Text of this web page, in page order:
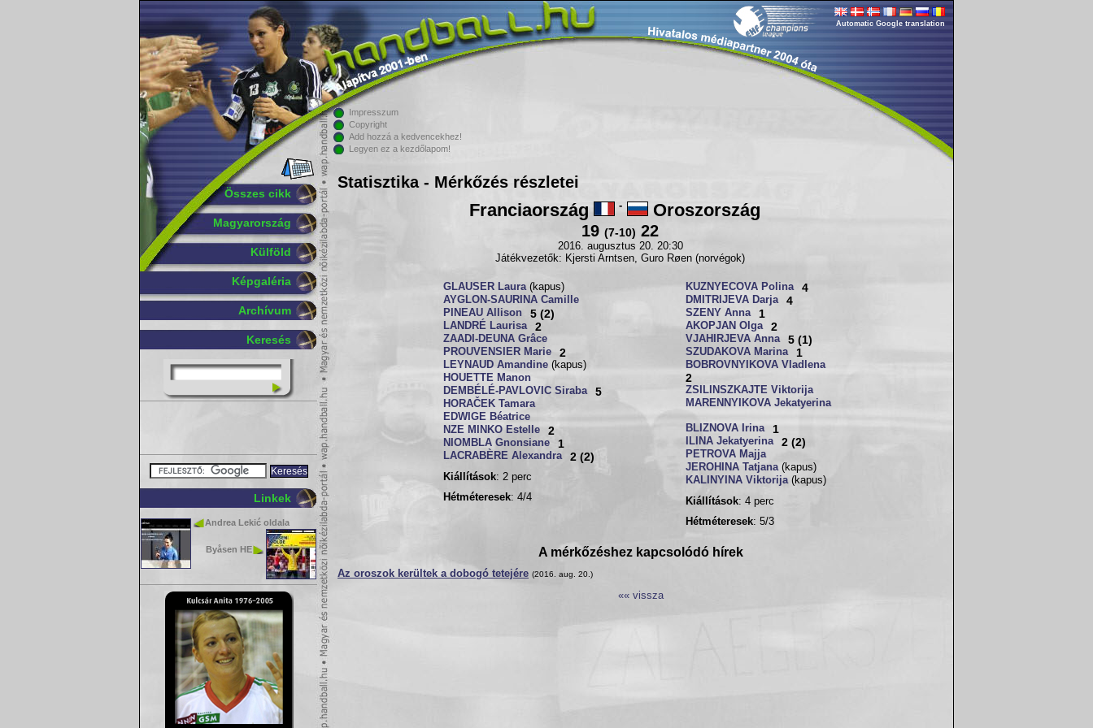
Összes cikk
Magyarország
Külföld
Képgaléria
Archívum
Keresés
Linkek
Andrea Lekić oldala
Byåsen HE
Automatic Google translation
Impresszum
Copyright
Add hozzá a kedvencekhez!
Legyen ez a kezdőlapom!
Statisztika - Mérkőzés részletei
Franciaország - Oroszország
19 (7-10) 22
2016. augusztus 20. 20:30
Játékvezetők: Kjersti Arntsen, Guro Røen (norvégok)
GLAUSER Laura(kapus)
AYGLON-SAURINA Camille
PINEAU Allison
5 (2)
LANDRÉ Laurisa 2
ZAADI-DEUNA Grâce
PROUVENSIER Marie
2
LEYNAUD Amandine (kapus)
HOUETTE Manon
DEMBÉLÉ-PAVLOVIC Siraba
5
HORAČEK Tamara
EDWIGE Béatrice
NZE MINKO Estelle
2
NIOMBLA Gnonsiane 1
LACRABÈRE Alexandra 2 (2)
Kiállítások: 2 perc
Hétméteresek: 4/4
KUZNYECOVA Polina 4
DMITRIJEVA Darja 4
SZENY Anna 1
AKOPJAN Olga 2
VJAHIRJEVA Anna 5 (1)
SZUDAKOVA Marina 1
BOBROVNYIKOVA Vladlena
2
ZSILINSZKAJTE Viktorija
MARENNYIKOVA Jekatyerina
BLIZNOVA Irina 1
ILINA Jekatyerina 2 (2)
PETROVA Majja
JEROHINA Tatjana(kapus)
KALINYINA Viktorija(kapus)
Kiállítások: 4 perc
Hétméteresek: 5/3
A mérkőzéshez kapcsolódó hírek
Az oroszok kerültek a dobogó tetejére (2016. aug. 20.)
«« vissza